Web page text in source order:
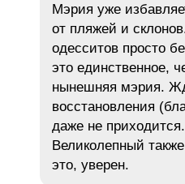
Мэрия уже
от пляжей и
одесситов просто
это единственное,
нынешняя мэрия.
восстановления
даже не
Великолепный
это, уверен.